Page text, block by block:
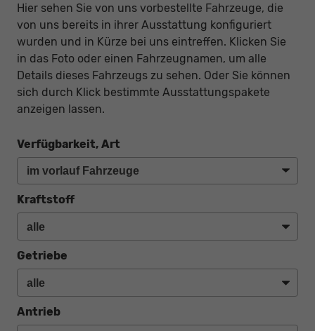
Hier sehen Sie von uns vorbestellte Fahrzeuge, die
von uns bereits in ihrer Ausstattung konfiguriert
wurden und in Kürze bei uns eintreffen. Klicken Sie
in das Foto oder einen Fahrzeugnamen, um alle
Details dieses Fahrzeugs zu sehen. Oder Sie können
sich durch Klick bestimmte Ausstattungspakete
anzeigen lassen.
Verfügbarkeit, Art
Kraftstoff
Getriebe
Antrieb